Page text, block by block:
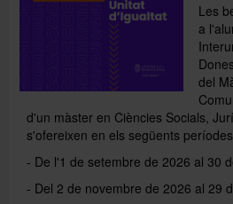
Premis
Recursos i
Les
a
del
d'un màster en Ciències Socials,
s'ofereixen en els següents
- De l'1 de setembre de 2026 al 30
- Del 2 de novembre de 2026 al 29